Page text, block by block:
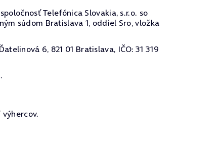
Telefónica Slovakia, s.r.o. so
súdom Bratislava 1, oddiel Sro, vložka
6, 821 01 Bratislava, IČO: 31 319